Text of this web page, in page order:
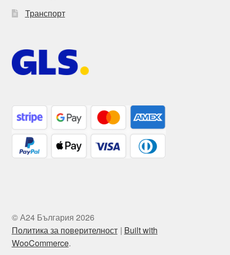
Транспорт
© А24 България 2026
Политика за поверителност
Built with
WooCommerce.